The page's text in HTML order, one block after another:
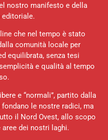
nostro manifesto e della
editoriale.
che nel tempo è stato
comunità locale per
equilibrata, senza tesi
e qualità al tempo
e “normali”, partito dalla
le nostre radici, ma
il Nord Ovest, allo scopo
dei nostri laghi.